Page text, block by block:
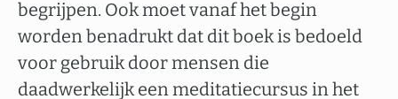
begrijpen. Ook moet vanaf het begin
worden benadrukt dat dit boek is bedoeld
voor gebruik door mensen die
daadwerkelijk een meditatiecursus in het